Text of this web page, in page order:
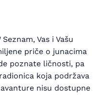
Vas i Vašu
priče o junacima
poznate ličnosti, pa
koja podržava
nisu dostupne